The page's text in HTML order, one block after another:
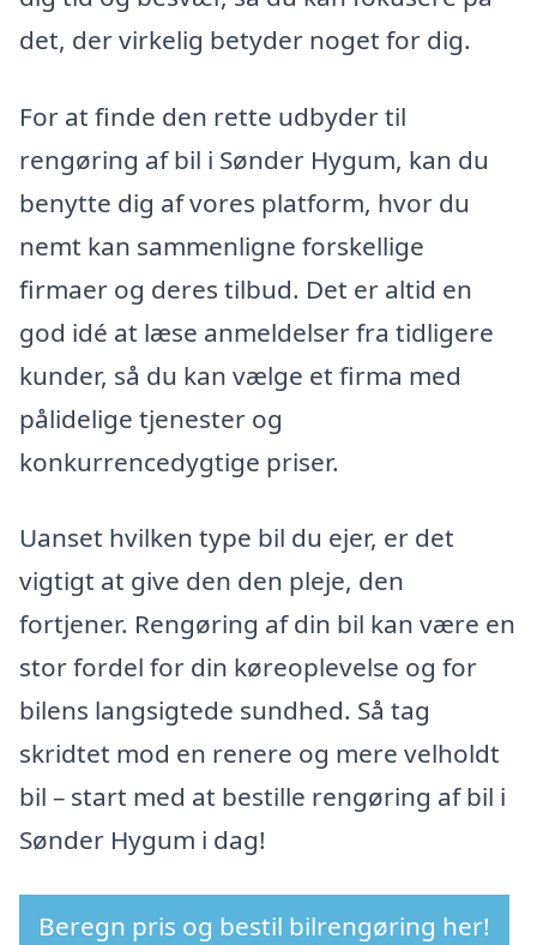
det, der virkelig betyder noget for dig.
For at finde den rette udbyder til
rengøring af bil i Sønder Hygum, kan du
benytte dig af vores platform, hvor du
nemt kan sammenligne forskellige
firmaer og deres tilbud. Det er altid en
god idé at læse anmeldelser fra tidligere
kunder, så du kan vælge et firma med
pålidelige tjenester og
konkurrencedygtige priser.
Uanset hvilken type bil du ejer, er det
vigtigt at give den den pleje, den
fortjener. Rengøring af din bil kan være en
stor fordel for din køreoplevelse og for
bilens langsigtede sundhed. Så tag
skridtet mod en renere og mere velholdt
bil – start med at bestille rengøring af bil i
Sønder Hygum i dag!
Beregn pris og bestil bilrengøring her!